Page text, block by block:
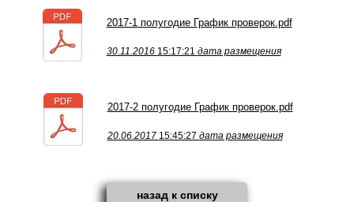
2017-1 полугодие График проверок.pdf
30.11.2016 15:17:21 дата размещения
2017-2 полугодие График проверок.pdf
20.06.2017 15:45:27 дата размещения
назад к списку